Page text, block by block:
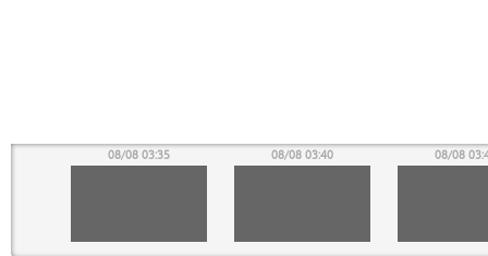
08/08 03:35 08/08 03:40 08/08